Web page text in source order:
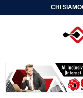
CHI SIAMO